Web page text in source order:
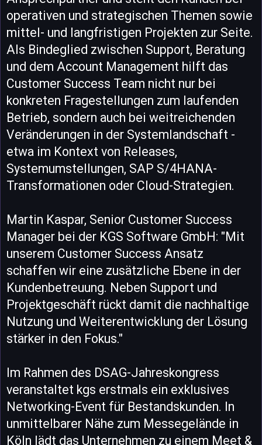
operativen und strategischen Themen sowie
mittel- und langfristigen Projekten zur Seite.
Als Bindeglied zwischen Support, Beratung
und dem Account Management hilft das
Customer Success Team nicht nur bei
konkreten Fragestellungen zum laufenden
Betrieb, sondern auch bei weitreichenden
Veränderungen in der Systemlandschaft -
etwa im Kontext von Releases,
Systemumstellungen, SAP S/4HANA-
Transformationen oder Cloud-Strategien.
Martin Kaspar, Senior Customer Success
Manager bei der KGS Software GmbH: "Mit
unserem Customer Success Ansatz
schaffen wir eine zusätzliche Ebene in der
Kundenbetreuung. Neben Support und
Projektgeschäft rückt damit die nachhaltige
Nutzung und Weiterentwicklung der Lösung
stärker in den Fokus."
Im Rahmen des DSAG-Jahreskongress
veranstaltet kgs erstmals ein exklusives
Networking-Event für Bestandskunden. In
unmittelbarer Nähe zum Messegelände in
Köln lädt das Unternehmen zu einem Meet &